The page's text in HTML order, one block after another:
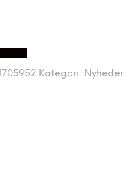
kr.. Kategori: Nyheder